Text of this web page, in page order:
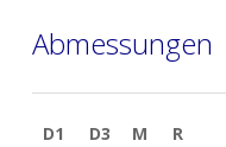
Abmessungen
D1 D3 M R